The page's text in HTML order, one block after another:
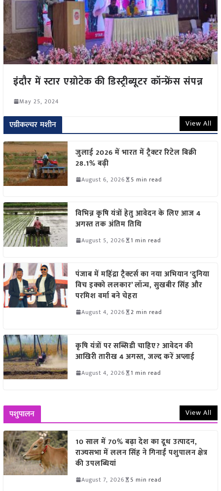
इंदौर में स्टार एग्रोटेक की डिस्ट्रीब्यूटर कॉन्फ्रेंस संपन्न
May 25, 2024
एग्रीकल्चर मशीन View All
जुलाई 2026 में भारत में ट्रैक्टर रिटेल बिक्री
28.1% बढ़ी
August 6, 2026 5 min read
विभिन्न कृषि यंत्रों हेतु आवेदन के लिए आज 4
अगस्त तक अंतिम तिथि
August 5, 2026 1 min read
पंजाब में महिंद्रा ट्रैक्टर्स का नया अभियान ‘दुनिया
विच इक्को ललकार’ लॉन्च, सुखबीर सिंह और
परमिश वर्मा बने चेहरा
August 4, 2026 2 min read
कृषि यंत्रों पर सब्सिडी चाहिए? आवेदन की
आखिरी तारीख 4 अगस्त, जल्द करें अप्लाई
August 4, 2026 1 min read
पशुपालन View All
10 साल में 70% बढ़ा देश का दूध उत्पादन,
राज्यसभा में ललन सिंह ने गिनाईं पशुपालन क्षेत्र
की उपलब्धियां
August 7, 2026 5 min read